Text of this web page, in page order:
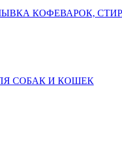
КОФЕВАРОК,
СОБАК И КОШЕК